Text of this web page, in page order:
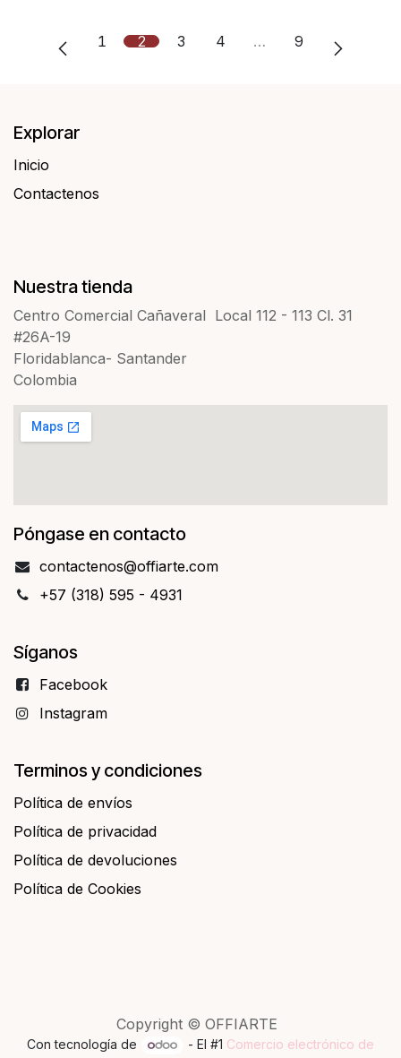
1 2 3 4 … 9
Explorar
Inicio
Contactenos​​
Nuestra tienda
Centro Comercial Cañaveral Local 112 - 113 Cl. 31
#26A-19
Floridablanca- Santander
Colombia
Póngase en contacto
contact​​enos@offiarte.com
+57 (318) 595 - 4931
Síganos
Facebo​​ok
Instagram
Terminos y condiciones
Política de envíos
Política de privacidad
Política de devoluciones
Política de Cookies
Copyright © OFFIARTE
Con tecnología de - El #1 Comercio electrónico de